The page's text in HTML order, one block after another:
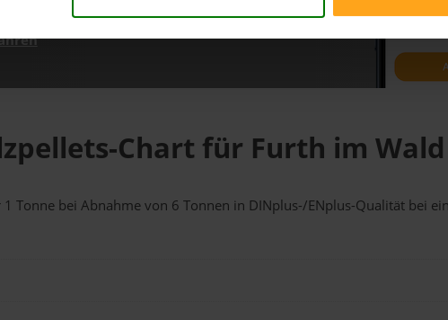
Chart für Furth im Wald
Tonne bei Abnahmevon 6 Tonnen in DINplus-/ENplus-Qualität bei